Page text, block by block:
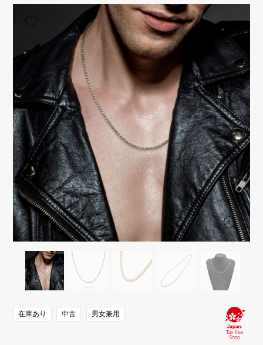
A.LANGE & SOHNE
ランゲ＆ゾーネ
Breguet
ブレゲ
PATEK PHILIPPE
パテック・フィリップ
IWC
IWC
FRANCK MULLER
フランク・ミュラー
RICHARD MILLE
リシャール・ミル
VACHERON
CONSTANTIN
ヴァシュロン・コンスタ
ンタン
PANERAI
パネライ
AUDEMARS PIGUET
オーデマ・ピゲ
JAEGER LE COULTRE
ジャガー・ルクルト
CHANEL
シャネル
Cartier
カルティエ
HARRY WINSTON
ハリー・ウィンストン
BVLGARI
ブルガリ
ZENITH
ゼニス
TAG HEUER
タグホイヤー
DUNAMIS
デュナミス
TABLE CLOCK
置き時計
VINTAGE WATCH
レガリア ダブルトップ
YOBIKO
ヨビコ
NOMBRE
ノンブル
NOMBRE putite
ノンブルプティ
ALPHA
アルファ
ALPHA putite
アルファプティ
eclat
エクラ
RICH CROSS
リッチクロス
TwinPinky
ツインピンキー
ANGLER
アングラー
ETERNITY
エタニティ
HIMAWARI
ヒマワリ
YUKIZAKI BACHIKAN
ゆきざき バチカン
USED NOMBRE
ノンブル認定中古
USED ALPHA
アルファ認定中古
オリジナルジュエリー一覧へ
ガーデンパーティー エブリン
財布 チャーム
小物 その他
エルメスバッグ
在庫あり 中古 男女兼用